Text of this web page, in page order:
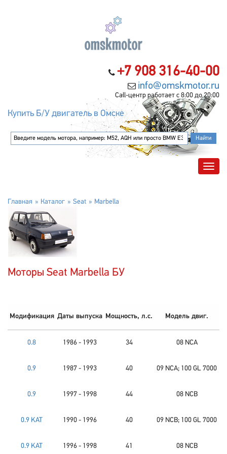
+7 908 316-40-00
info@omskmotor.ru
Call-центр работает с 8:00 до 20:00
Купить Б/У двигатель в Омске
Главная Каталог Seat Marbella
Моторы Seat Marbella БУ
Модификация Даты выпуска Мощность, л.с. Модель двиг.
0.8 1986 - 1993 34 08 NCA
0.9 1987 - 1993 40 09 NCA; 100 GL 7000
0.9 1997 - 1998 44 08 NCB
0.9 KAT 1990 - 1996 40 09 NCB; 100 GL 7000
0.9 KAT 1996 - 1998 41 08 NCB